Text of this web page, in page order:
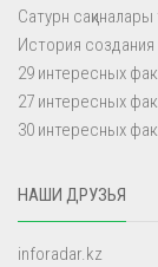
Сатурн
История
29 интересных
27 интересных
30 интересных
НАШИ ДРУЗЬЯ
inforadar.kz